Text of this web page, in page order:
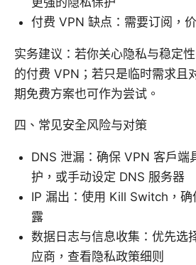
付费 VPN 缺点：需要订阅，
实务建议：若你关心隐私与稳定
的付费 VPN；若只是临时需求且
期免费方案也可作为尝试。
四、常见安全风险与对策
DNS 泄漏：确保 VPN 客户端
护，或手动设定 DNS 服务器
IP 漏出：使用 Kill Switch，确
露
数据日志与信息收集：优先选
应商，查看隐私政策细则